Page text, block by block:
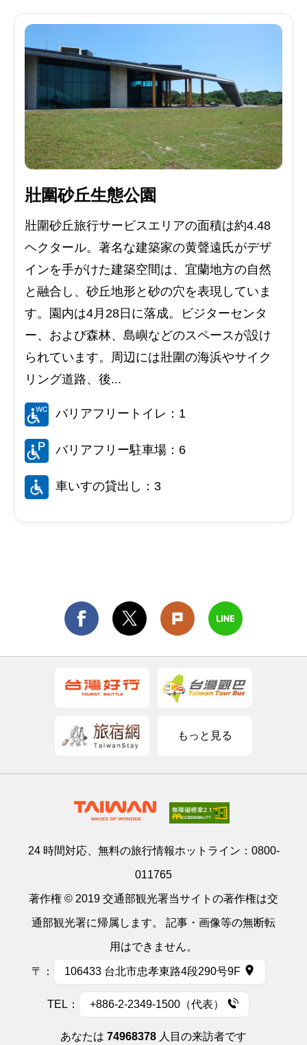
壯圍砂丘生態公園
壯圍砂丘旅行サービスエリアの面積は約4.48
ヘクタール。著名な建築家の黄聲遠氏がデザ
インを手がけた建築空間は、宜蘭地方の自然
と融合し、砂丘地形と砂の穴を表現していま
す。園内は4月28日に落成。ビジターセンタ
ー、および森林、島嶼などのスペースが設け
られています。周辺には壯圍の海浜やサイク
リング道路、後...
バリアフリートイレ：1
バリアフリー駐車場：6
車いすの貸出し：3
もっと見る
24 時間対応、無料の旅行情報ホットライン： 0800-
011765
著作権 © 2019 交通部観光署当サイトの著作権は交
通部観光署に帰属します。 記事・画像等の無断転
用はできません。
〒： 106433 台北市忠孝東路4段290号9F
TEL： +886-2-2349-1500（代表）
あなたは 74968378 人目の来訪者です